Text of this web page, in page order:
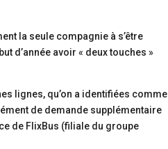
la seule compagnie à s’être
d’année avoir « deux touches »
lignes, qu’on a identifiées comme
de demande supplémentaire
de FlixBus (filiale du groupe